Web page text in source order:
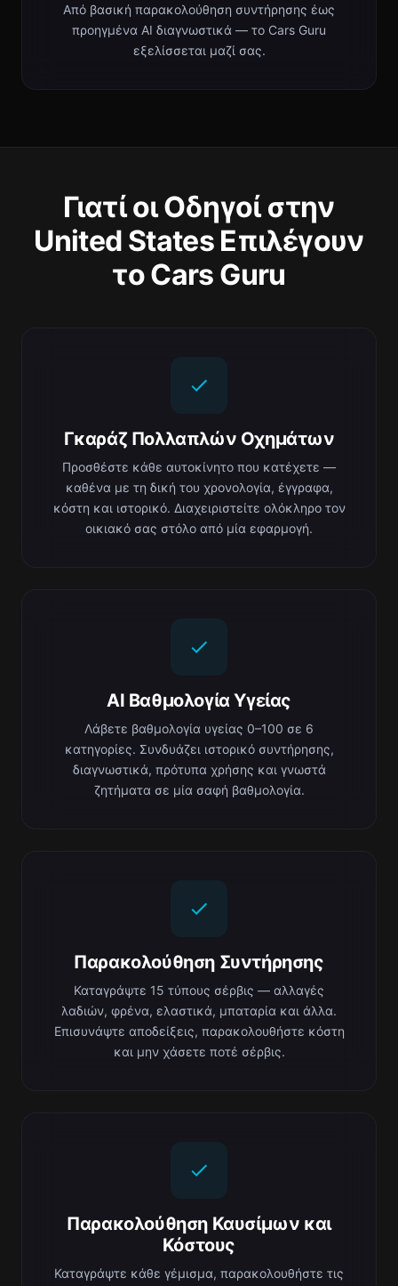
Από βασική παρακολούθηση συντήρησης έως
προηγμένα AI διαγνωστικά — το Cars Guru
εξελίσσεται μαζί σας.
Γιατί οι Οδηγοί στην
United States Επιλέγουν
το Cars Guru
Γκαράζ Πολλαπλών Οχημάτων
Προσθέστε κάθε αυτοκίνητο που κατέχετε —
καθένα με τη δική του χρονολογία, έγγραφα,
κόστη και ιστορικό. Διαχειριστείτε ολόκληρο τον
οικιακό σας στόλο από μία εφαρμογή.
AI Βαθμολογία Υγείας
Λάβετε βαθμολογία υγείας 0–100 σε 6
κατηγορίες. Συνδυάζει ιστορικό συντήρησης,
διαγνωστικά, πρότυπα χρήσης και γνωστά
ζητήματα σε μία σαφή βαθμολογία.
Παρακολούθηση Συντήρησης
Καταγράψτε 15 τύπους σέρβις — αλλαγές
λαδιών, φρένα, ελαστικά, μπαταρία και άλλα.
Επισυνάψτε αποδείξεις, παρακολουθήστε κόστη
και μην χάσετε ποτέ σέρβις.
Παρακολούθηση Καυσίμων και
Κόστους
Καταγράψτε κάθε γέμισμα, παρακολουθήστε τις